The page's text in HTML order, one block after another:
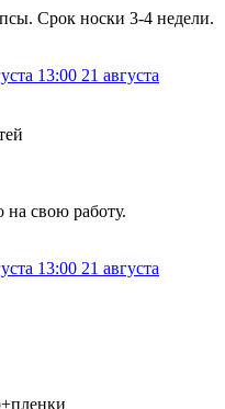
Срок носки 3-4 недели.
13:00 21 августа
свою работу.
13:00 21 августа